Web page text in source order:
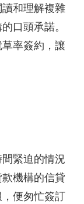
和理解複雜
口頭承諾。
率簽約，讓
緊迫的情況
機構的信貸
便匆忙簽訂